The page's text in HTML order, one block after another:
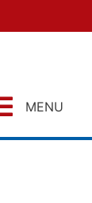
MENU